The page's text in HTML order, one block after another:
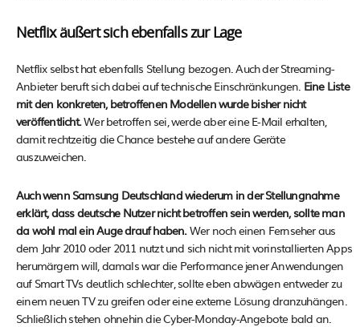
Netflix äußert sich ebenfalls zur Lage
Netflix selbst hat ebenfalls Stellung bezogen. Auch der Streaming-
Anbieter beruft sich dabei auf technische Einschränkungen. Eine Liste
mit den konkreten, betroffenen Modellen wurde bisher nicht
veröffentlicht.Wer betroffen sei, werde aber eine E-Mail erhalten,
damit rechtzeitig die Chance bestehe auf andere Geräte
auszuweichen.
Auch wenn Samsung Deutschland wiederum in der Stellungnahme
erklärt, dass deutsche Nutzer nicht betroffen sein werden, sollte man
da wohl mal ein Auge drauf haben.Wer noch einen Fernseher aus
dem Jahr 2010 oder 2011 nutzt und sich nicht mit vorinstallierten Apps
herumärgern will, damals war die Performance jener Anwendungen
auf Smart TVs deutlich schlechter, sollte eben abwägen entweder zu
einem neuen TV zu greifen oder eine externe Lösung dranzuhängen.
Schließlich stehen ohnehin die Cyber-Monday-Angebote bald an.